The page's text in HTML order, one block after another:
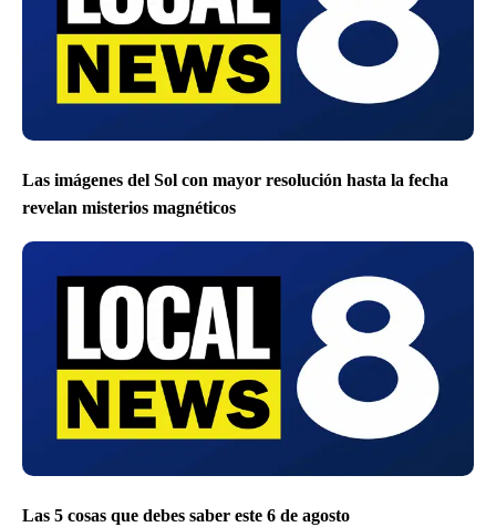
Las imágenes del Sol con mayor resolución hasta la fecha
revelan misterios magnéticos
Las 5 cosas que debes saber este 6 de agosto